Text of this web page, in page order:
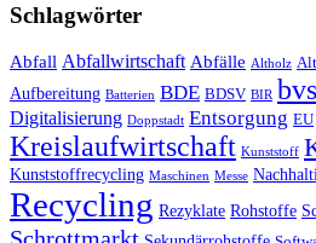
Schlagwörter
Abfall Abfallwirtschaft Abfälle Altholz
Aufbereitung Batterien BDE BDSV BIR
Digitalisierung Doppstadt Entsorgung EU
Kreislaufwirtschaft Kunststoff
Kunststoffrecycling Maschinen Messe
Recycling Rezyklate Rohstoffe